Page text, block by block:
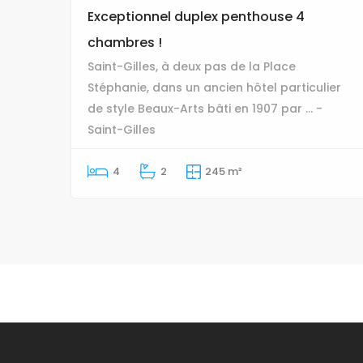
Exceptionnel duplex penthouse 4
chambres !
Saint-Gilles, à deux pas de la Place
Stéphanie, dans un ancien hôtel particulier
de style Beaux-Arts bâti en 1907 par ... -
Saint-Gilles
4 2 245 m²